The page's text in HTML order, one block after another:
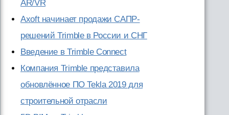
AR/VR
Axoft начинает продажи САПР-
решений Trimble в России и СНГ
Введение в Trimble Connect
Компания Trimble представила
обновлённое ПО Tekla 2019 для
строительной отрасли